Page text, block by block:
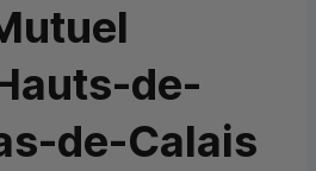
de-
de-Calais